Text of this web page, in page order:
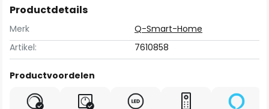
Productdetails
Merk
Q-Smart-Home
Artikel:
7610858
Productvoordelen